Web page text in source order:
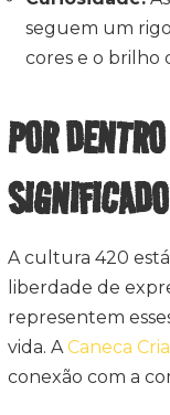
seguem um
cores e o brilho
POR
A cultura 420
liberdade de
representem
vida. ACaneca
conexão com a